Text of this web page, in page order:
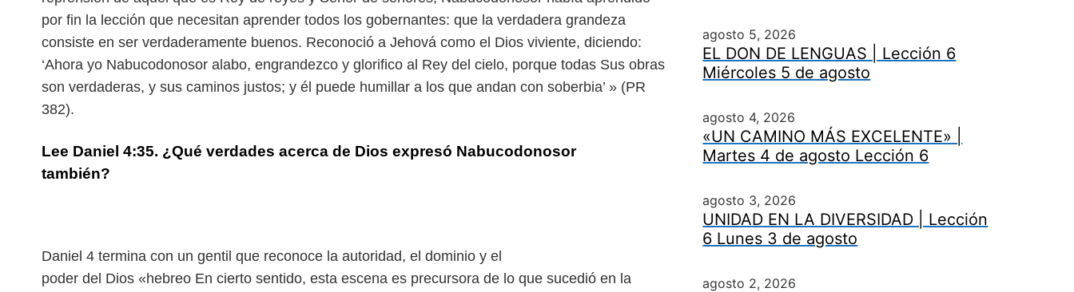
por fin la lección que necesitan aprender todos los gobernantes: que la verdadera grandeza
consiste en ser verdaderamente buenos. Reconoció a Jehová como el Dios viviente, diciendo:
‘Ahora yo Nabucodonosor alabo, engrandezco y glorifico al Rey del cielo, porque todas Sus obras
son verdaderas, y sus caminos justos; y él puede humillar a los que andan con soberbia’ » (PR
382).
Lee Daniel 4:35. ¿Qué verdades acerca de Dios expresó Nabucodonosor
también?
Daniel 4 termina con un gentil que reconoce la autoridad, el dominio y el
poder del Dios «hebreo En cierto sentido, esta escena es precursora de lo que sucedió en la
agosto 5, 2026
EL DON DE LENGUAS | Lección 6
Miércoles 5 de agosto
agosto 4, 2026
«UN CAMINO MÁS EXCELENTE» |
Martes 4 de agosto Lección 6
agosto 3, 2026
UNIDAD EN LA DIVERSIDAD | Lección
6 Lunes 3 de agosto
agosto 2, 2026